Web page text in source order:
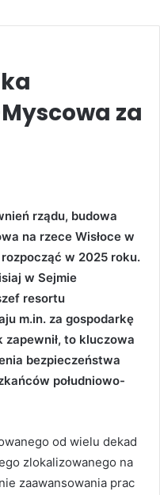
za
rządu, budowa
na rzece Wisłoce w
w 2025 roku.
w Sejmie
resortu
m.in. za gospodarkę
to kluczowa
bezpieczeństwa
południowo-
od wielu dekad
zlokalizowanego na
zaawansowania prac